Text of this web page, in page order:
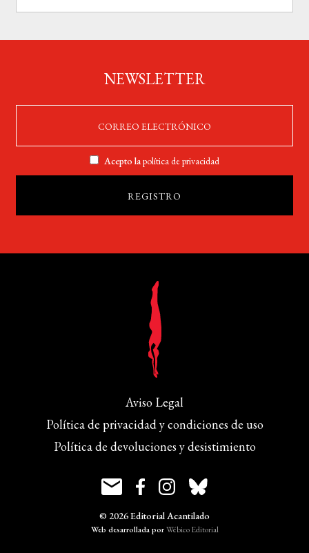
NEWSLETTER
Acepto lapolítica de privacidad
Aviso Legal
Política de privacidad y condiciones de uso
Política de devoluciones y desistimiento
© 2026 Editorial Acantilado
Web desarrollada porWébico Editorial